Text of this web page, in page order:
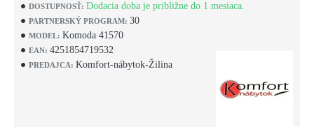
DOSTUPNOSŤ: Dodacia doba je približne do 1 mesiaca.
PARTNERSKÝ PROGRAM: 30
MODEL: Komoda 41570
EAN: 4251854719532
PREDAJCA: Komfort-nábytok-Žilina